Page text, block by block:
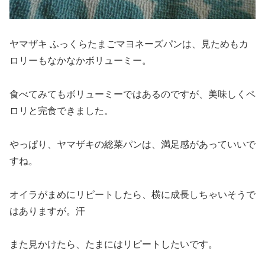
ヤマザキ ふっくらたまごマヨネーズパンは、見ためもカ
ロリーもなかなかボリューミー。
食べてみてもボリューミーではあるのですが、美味しくペ
ロリと完食できました。
やっぱり、ヤマザキの総菜パンは、満足感があっていいで
すね。
オイラがまめにリピートしたら、横に成長しちゃいそうで
はありますが。汗
また見かけたら、たまにはリピートしたいです。